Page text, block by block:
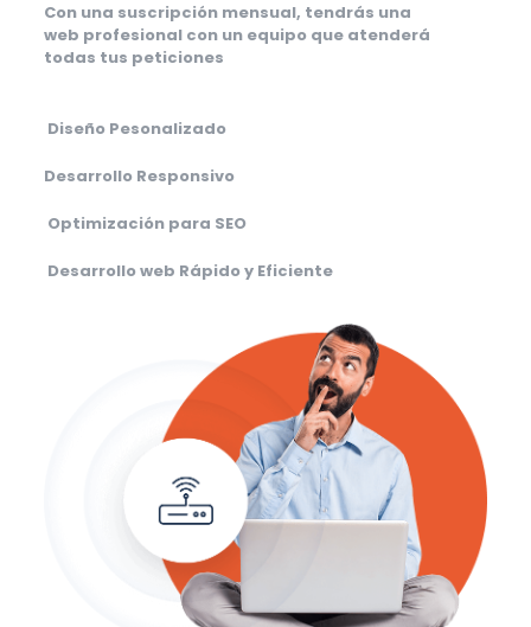
Con una suscripción mensual, tendrás una
web profesional con un equipo que atenderá
todas tus peticiones
Diseño Pesonalizado
Desarrollo Responsivo
Optimización para SEO
Desarrollo web Rápido y Eficiente